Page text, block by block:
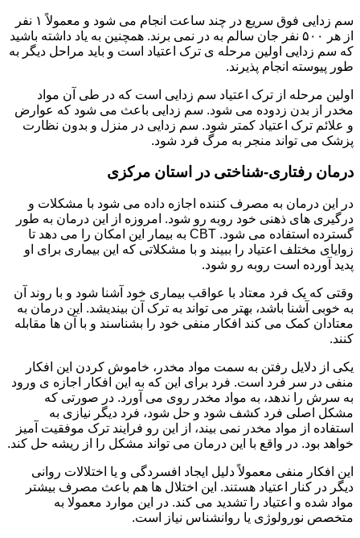
سم زدایی فوق سریع در چند ساعت انجام می شود و معمولاً ۱ نفر
از هر ۵۰۰ نفر جان سالم به در نمی برند. همچنین به یاد داشته باشید
که سم زدایی اولین مرحله ی ترک اعتیاد است و باید مراحل دیگر به
طور پیوسته انجام پذیرند.
اولین مرحله از ترک اعتیاد سم زدایی است که در طی آن مواد
مخدر از بدن زدوده می شود. سم زدایی باعث می شود که عوارض
و علائم ترک اعتیاد کمتر شود. سم زدایی در منزل و بدون نظارت
پزشک می تواند منجر به مرگ فرد شود.
درمان رفتاری-شناختی در استان مرکزی
در این درمان به مصرف کننده اجازه داده می شود با مشکلات و
درگیری های ذهنی خود روبه رو شود. امروزه از این درمان به طور
گسترده استفاده می شود. CBT به بیمار این امکان را می دهد تا
زوایای مختلف اعتیاد را ببیند و با مشکلاتی که این بیماری برای او
پدید آورده است روبه رو شود.
وقتی که یک فرد معتاد با عواقب بیماری خود آشنا شود و با روند آن
به خوبی آشنا باشد، بهتر می تواند به ترک آن بیندیشد. این درمان به
معتادان کمک می کند افکار منفی خود را بشناسند و با آن ها مقابله
کنند.
یکی از دلایل رفتن به سمت مواد مخدر، خاموش کردن این افکار
منفی در سر فرد است. فرد برای این که به این افکار اجازه ی ورود
به سرش را ندهد، به مواد مخدر روی می آورد. در صورتی که
مشکل اصلی فرد کشف شود و حل شود، فرد دیگر نیازی به
استفاده از مواد مخدر نمی بیند، از این رو فرایند ترک موفقیت آمیز
خواهد بود. در واقع با این درمان می تواند مشکل را از ریشه حل کند.
این افکار منفی معمولاً دلیل ایجاد افسردگی و یا اختلالات روانی
دیگر در کنار اعتیاد هستند. این اختلال ها هم باعث مصرف بیشتر
مواد شده و اعتیاد را تشدید می کند. در این موارد معمولا به
متخصص نورولوژی یا روانشناس نیاز است.